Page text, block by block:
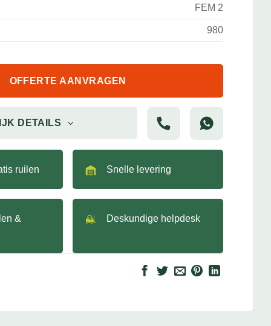
FEM 2
980
OFFERTE AANVRAGEN
DETAILS
ruilen Snelle levering
&
Deskundige helpdesk